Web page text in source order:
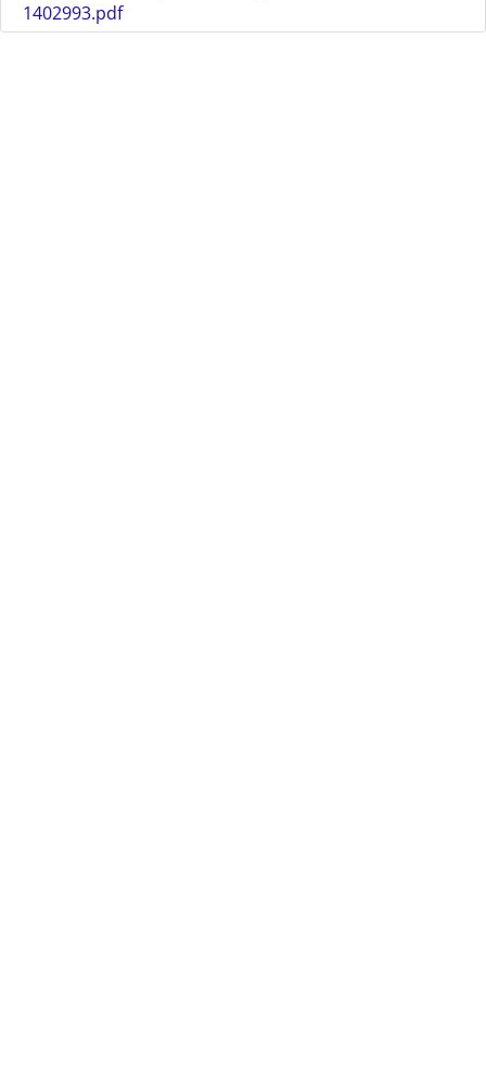
1402993.pdf